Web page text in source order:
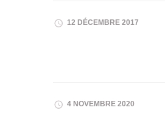
12 DÉCEMBRE 2017
4 NOVEMBRE 2020